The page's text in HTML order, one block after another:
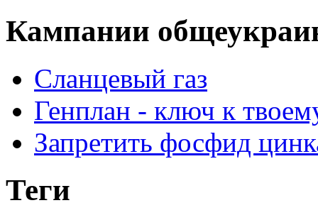
Кампании
Сланцевый газ
Генплан - ключ к
Запретить фосфид
Теги